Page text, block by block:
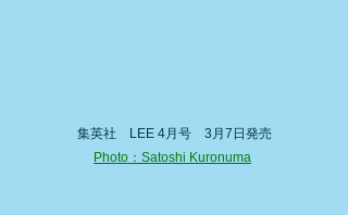
集英社　LEE 4月号　3月7日発売
Photo：Satoshi Kuronuma